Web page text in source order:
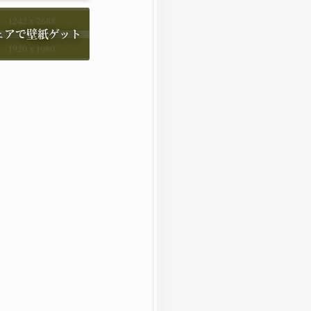
1242 x 2688
1920 x 1080